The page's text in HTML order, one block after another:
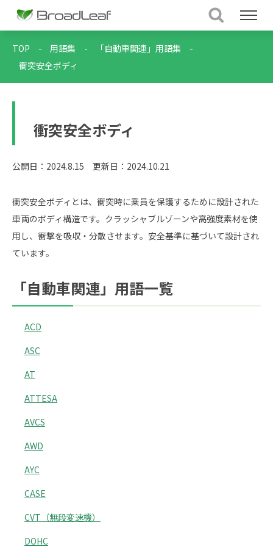
TOP - 用語集 - 「自動車関連」用語集
-
衝突安全ボディ
衝突安全ボディ
公開日：2024.8.15 更新日：2024.10.21
衝突安全ボディとは、衝突時に乗員を保護するために設計された
車両のボディ構造です。クラッシャブルゾーンや高強度素材を使
用し、衝撃を吸収・分散させます。安全基準に基づいて設計され
ています。
「自動車関連」用語一覧
ACD
ASC
AT
ATTESA
AVCS
AWD
AYC
CASE
CVT（無段変速機）
DOHC